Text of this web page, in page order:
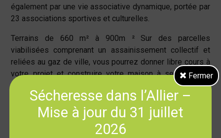
également par une vie associative dynamique, portée par
23 associations sportives et culturelles.
Terrains de 660 m² à 900m ² Sur des parcelles
viabilisées comprenant un assainissement collectif et
reliées au gaz de ville, vous pourrez donner libre cours à
votre projet et construire votre maison à seulement 5
minutes de la zone commerciale « Les Portes de l’Allier
Fermer
Sécheresse dans l’Allier –
Mise à jour du 31 juillet
2026